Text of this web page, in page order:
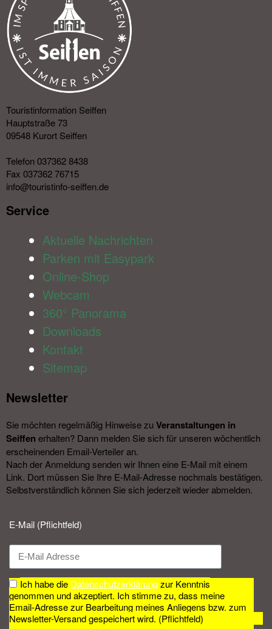
Touristinformation Seiffen
Hauptstraße 73
09548 Kurort Seiffen
Telefon 037362 8438
Fax 037362 76715
info@touristinfo-seiffen.de
Service​
Aktuelle Nachrichten
Parken mit Easypark
Online-Shop
Webcam
360° Panorama
Downloads
Kontakt
Sitemap
Newsletter​
Sie möchten regelmäßig Hinweise zu Veranstal­tungen in
Seiffen erhalten? Dann melden Sie sich für unseren wöchentlich
erscheinenden Email-Verteiler an.
Nach der Anmeldung senden wir Ihnen eine E-Mail mit einem
Link. Dort müssen Sie Ihre E-Mail-Adresse nochmals bestätigen.
Selbstverständlich können Sie sich jederzeit wieder abmelden.​
E-Mail (Pflichtfeld)
Ich habe die Datenschutzerklärungzur Kenntnis
genommen und akzeptiert. Ich stimme zu, dass meine
Email-Adresse zur Bearbeitung meines Anliegens bzw. zum
Newsletter-Versand gespeichert wird. (Pflichtfeld)